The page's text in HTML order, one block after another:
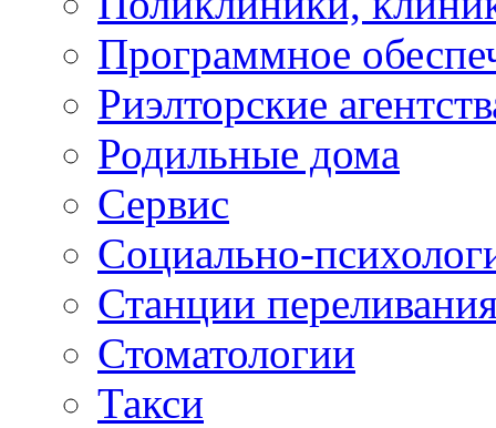
Программное
Риэлторские
Родильные дома
Сервис
Социально-
Станции
Стоматологии
Такси